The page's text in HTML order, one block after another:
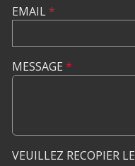
EMAIL*
MESSAGE *
VEUILLEZ RECOPIER LE